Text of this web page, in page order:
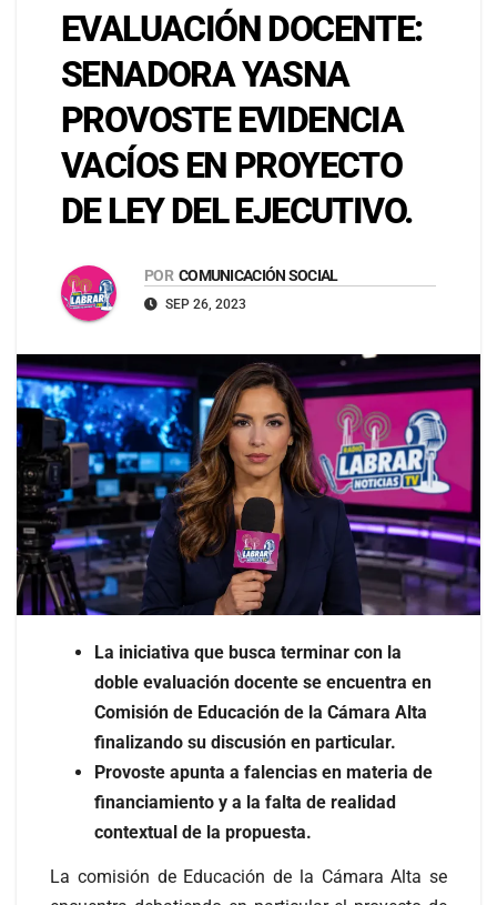
EVALUACIÓN DOCENTE:
SENADORA YASNA
PROVOSTE EVIDENCIA
VACÍOS EN PROYECTO
DE LEY DEL EJECUTIVO.
POR COMUNICACIÓN SOCIAL
SEP 26, 2023
La iniciativa que busca terminar con la
doble evaluación docente se encuentra en
Comisión de Educación de la Cámara Alta
finalizando su discusión en particular.
Provoste apunta a falencias en materia de
financiamiento y a la falta de realidad
contextual de la propuesta.
La comisión de Educación de la Cámara Alta se